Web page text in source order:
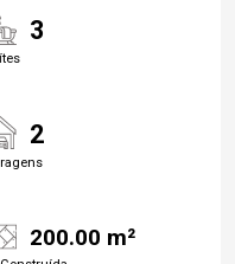
3
2
200.00 m²